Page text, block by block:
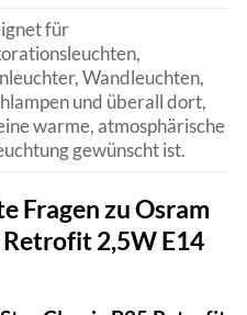
für
Wandleuchten,
und überall dort,
warme, atmosphärische
gewünscht ist.
Fragen zu Osram
Retrofit 2,5W E14